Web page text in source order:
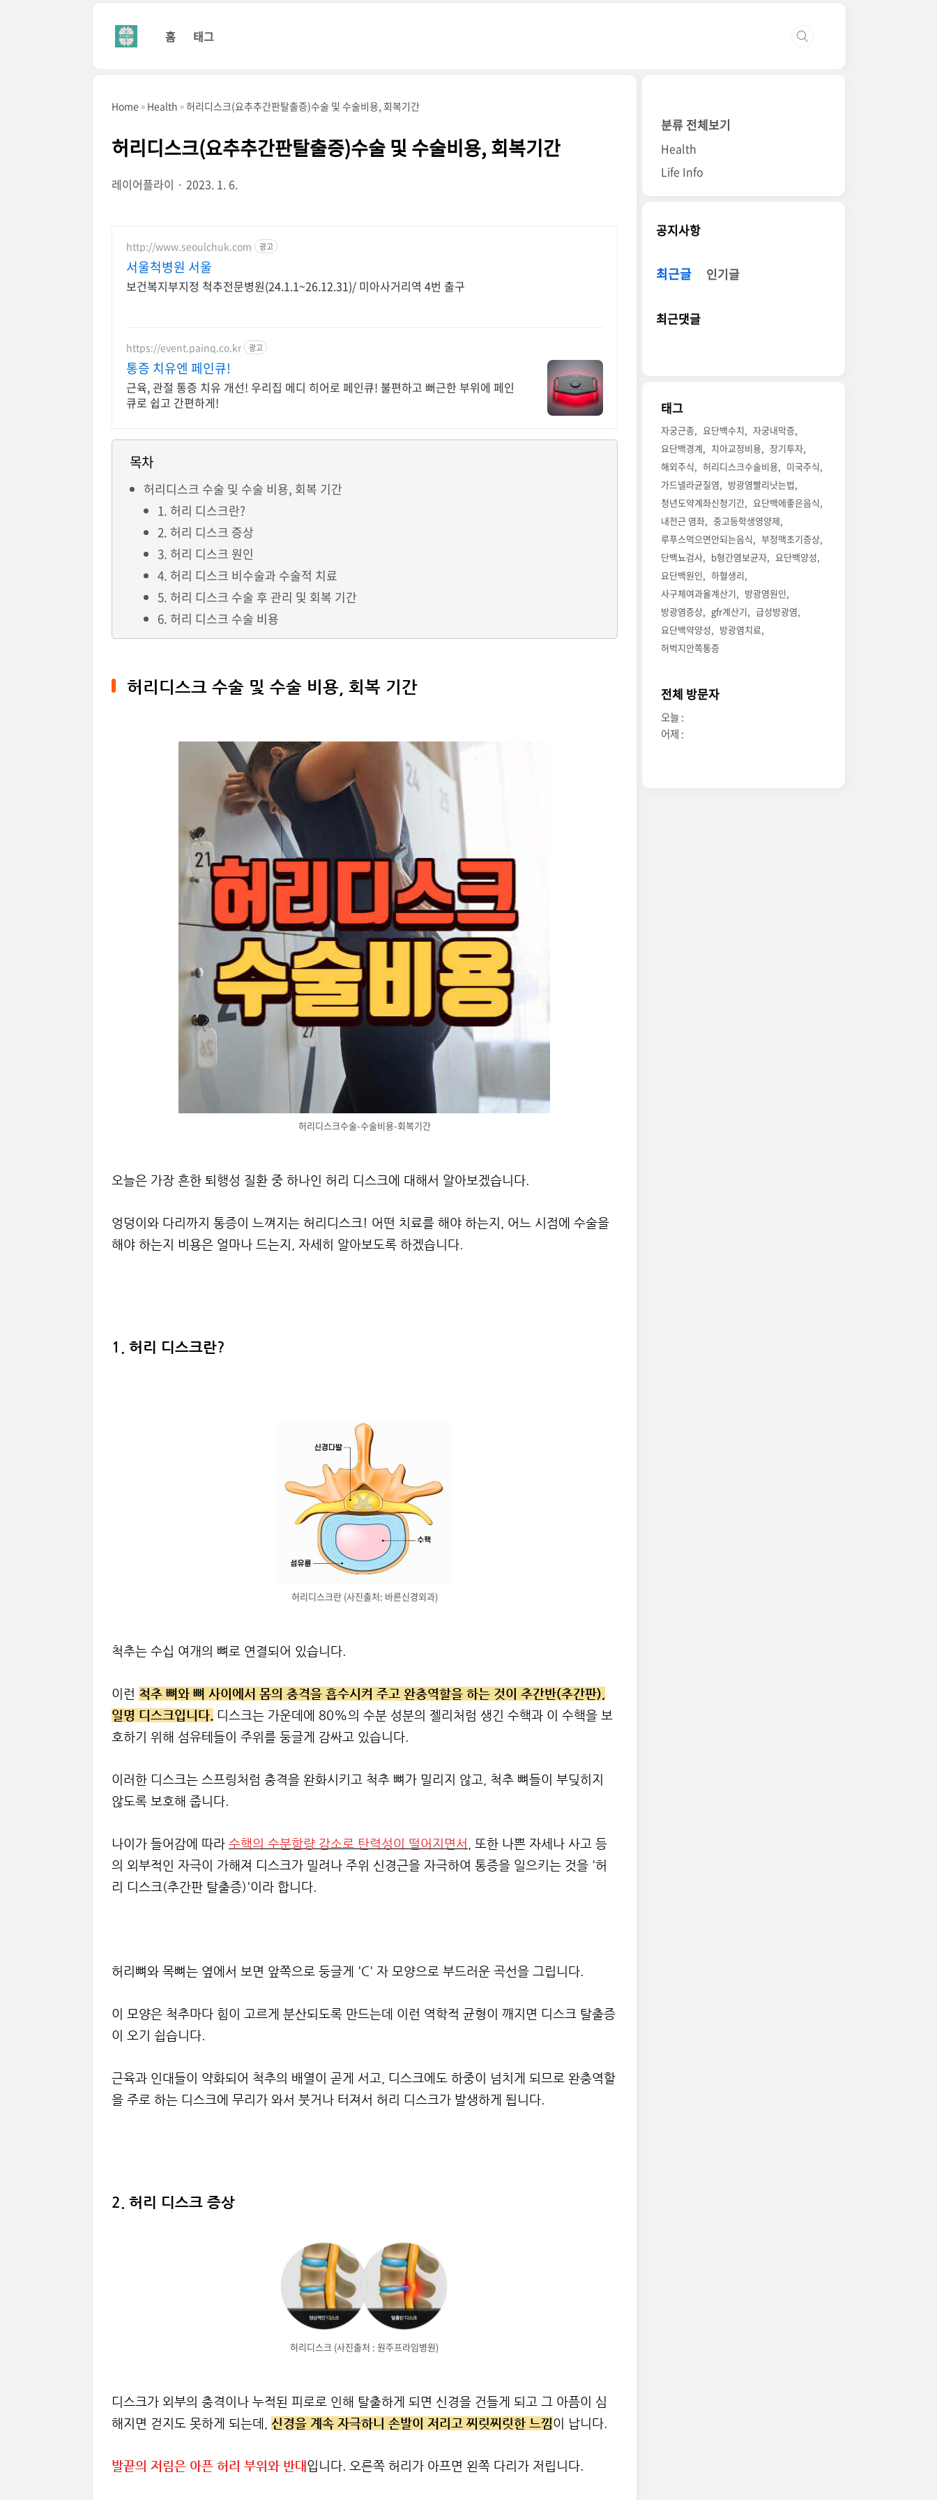
홈 태그
Home Health 허리디스크(요추추간판탈출증)수술 및 수술비용, 회복기간
허리디스크(요추추간판탈출증)수술 및 수술비용, 회복기간
레이어플라이 2023. 1. 6.
http://www.seoulchuk.com 광고
서울척병원 서울
보건복지부지정 척추전문병원(24.1.1~26.12.31)/ 미아사거리역 4번 출구
https://event.painq.co.kr 광고
통증 치유엔 페인큐!
근육, 관절 통증 치유 개선! 우리집 메디 히어로 페인큐! 불편하고 뻐근한 부위에 페인
큐로 쉽고 간편하게!
목차
허리디스크 수술 및 수술 비용, 회복 기간
1. 허리 디스크란?
2. 허리 디스크 증상
3. 허리 디스크 원인
4. 허리 디스크 비수술과 수술적 치료
5. 허리 디스크 수술 후 관리 및 회복 기간
6. 허리 디스크 수술 비용
허리디스크 수술 및 수술 비용, 회복 기간
허리디스크수술-수술비용-회복기간
오늘은 가장 흔한 퇴행성 질환 중 하나인 허리 디스크에 대해서 알아보겠습니다.
엉덩이와 다리까지 통증이 느껴지는 허리디스크! 어떤 치료를 해야 하는지, 어느 시점에 수술을
해야 하는지 비용은 얼마나 드는지, 자세히 알아보도록 하겠습니다.
1. 허리 디스크란?
허리디스크란 (사진출처: 바른신경외과)
척추는 수십 여개의 뼈로 연결되어 있습니다.
이런 척추 뼈와 뼈 사이에서 몸의 충격을 흡수시켜 주고 완충역할을 하는 것이 추간반(추간판),
일명 디스크입니다. 디스크는 가운데에 80%의 수분 성분의 젤리처럼 생긴 수핵과 이 수핵을 보
호하기 위해 섬유테들이 주위를 둥글게 감싸고 있습니다.
이러한 디스크는 스프링처럼 충격을 완화시키고 척추 뼈가 밀리지 않고, 척추 뼈들이 부딪히지
않도록 보호해 줍니다.
나이가 들어감에 따라 수핵의 수분함량 감소로 탄력성이 떨어지면서
, 또한 나쁜 자세나 사고 등
의 외부적인 자극이 가해져 디스크가 밀려나 주위 신경근을 자극하여 통증을 일으키는 것을 '허
리 디스크(추간판 탈출증)'이라 합니다.
허리뼈와 목뼈는 옆에서 보면 앞쪽으로 둥글게 'C' 자 모양으로 부드러운 곡선을 그립니다.
이 모양은 척추마다 힘이 고르게 분산되도록 만드는데 이런 역학적 균형이 깨지면 디스크 탈출증
이 오기 쉽습니다.
근육과 인대들이 약화되어 척추의 배열이 곧게 서고, 디스크에도 하중이 넘치게 되므로 완충역할
을 주로 하는 디스크에 무리가 와서 붓거나 터져서 허리 디스크가 발생하게 됩니다.
2. 허리 디스크 증상
허리디스크 (사진출처 : 원주프라임병원)
디스크가 외부의 충격이나 누적된 피로로 인해 탈출하게 되면 신경을 건들게 되고 그 아픔이 심
해지면 걷지도 못하게 되는데, 신경을 계속 자극하니 손발이 저리고 찌릿찌릿한 느낌이 납니다.
발끝의 저림은 아픈 허리 부위와 반대 입니다. 오른쪽 허리가 아프면 왼쪽 다리가 저립니다.
분류 전체보기
Health
Life Info
공지사항
최근글 인기글
최근댓글
태그
자궁근종 요단백수치
자궁내막증
요단백경계
치아교정비용
장기투자
해외주식
허리디스크수술비용
미국주식
가드넬라균질염
방광염빨리낫는법
청년도약계좌신청기간
요단백에좋은음식
내전근 염좌
중고등학생영양제
루푸스먹으면안되는음식
부정맥초기증상
단백뇨검사
b형간염보균자
요단백양성
요단백원인
하혈생리
사구체여과율계산기
방광염원인
방광염증상
gfr계산기
급성방광염
요단백약양성
방광염치료
허벅지안쪽통증
전체 방문자
오늘 :
어제 :